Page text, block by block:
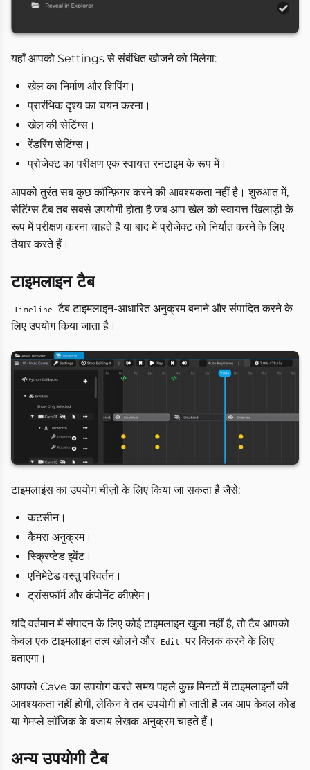
यहाँ आपको Settings से संबंधित खोजने को मिलेगा:
खेल का निर्माण और शिपिंग।
प्रारंभिक दृश्य का चयन करना।
खेल की सेटिंग्स।
रेंडरिंग सेटिंग्स।
प्रोजेक्ट का परीक्षण एक स्वायत्त रनटाइम के रूप में।
आपको तुरंत सब कुछ कॉन्फ़िगर करने की आवश्यकता नहीं है। शुरुआत में,
सेटिंग्स टैब तब सबसे उपयोगी होता है जब आप खेल को स्वायत्त खिलाड़ी के
रूप में परीक्षण करना चाहते हैं या बाद में प्रोजेक्ट को निर्यात करने के लिए
तैयार करते हैं।
टाइमलाइन टैब
Timeline टैब टाइमलाइन-आधारित अनुक्रम बनाने और संपादित करने के
लिए उपयोग किया जाता है।
टाइमलाइंस का उपयोग चीज़ों के लिए किया जा सकता है जैसे:
कटसीन।
कैमरा अनुक्रम।
स्क्रिप्टेड इवेंट।
एनिमेटेड वस्तु परिवर्तन।
ट्रांसफॉर्म और कंपोनेंट कीफ़्रेम।
यदि वर्तमान में संपादन के लिए कोई टाइमलाइन खुला नहीं है, तो टैब आपको
केवल एक टाइमलाइन तत्व खोलने और Edit पर क्लिक करने के लिए
बताएगा।
आपको Cave का उपयोग करते समय पहले कुछ मिनटों में टाइमलाइनों की
आवश्यकता नहीं होगी, लेकिन वे तब उपयोगी हो जाती हैं जब आप केवल कोड
या गेमप्ले लॉजिक के बजाय लेखक अनुक्रम चाहते हैं।
अन्य उपयोगी टैब